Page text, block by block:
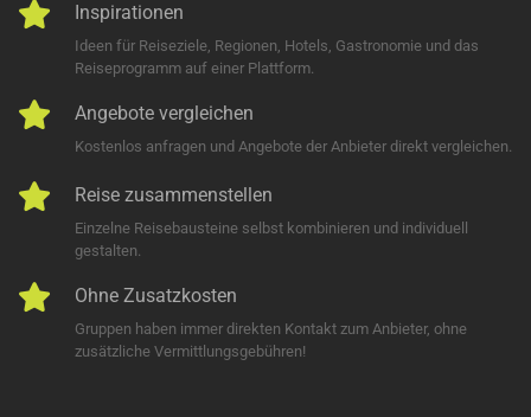
Inspirationen
Ideen für Reiseziele, Regionen, Hotels, Gastronomie und das
Reiseprogramm auf einer Plattform.
Angebote vergleichen
Kostenlos anfragen und Angebote der Anbieter direkt vergleichen.
Reise zusammenstellen
Einzelne Reisebausteine selbst kombinieren und individuell
gestalten.
Ohne Zusatzkosten
Gruppen haben immer direkten Kontakt zum Anbieter, ohne
zusätzliche Vermittlungsgebühren!